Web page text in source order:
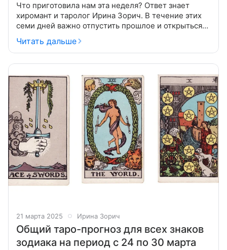
Что приготовила нам эта неделя? Ответ знает
хиромант и таролог Ирина Зорич. В течение этих
семи дней важно отпустить прошлое и открыться
новым возможностям, принимая мудрые решения и
создавая безопасную среду для
Читать дальше
21 марта 2025 Ирина Зорич
Общий таро-прогноз для всех знаков
зодиака на период с 24 по 30 марта